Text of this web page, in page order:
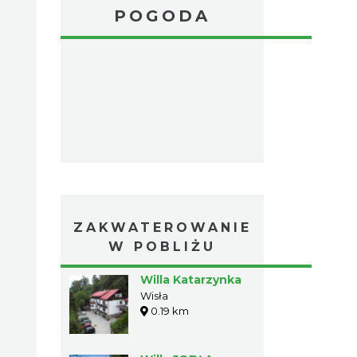
POGODA
ZAKWATEROWANIE
W POBLIŻU
Willa Katarzynka
Wisła
0.19 km